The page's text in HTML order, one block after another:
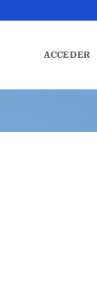
ACCEDER